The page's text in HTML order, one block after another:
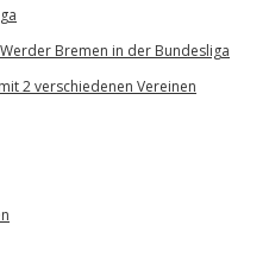
Bremen in der Bundesliga
2 verschiedenen Vereinen